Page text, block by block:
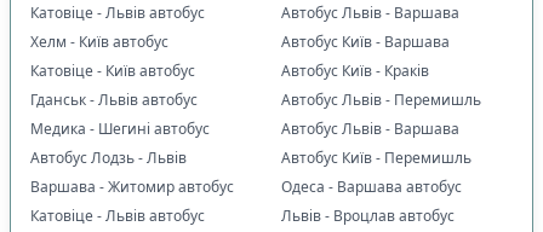
Катовіце - Львів автобус
Хелм - Київ автобус
Катовіце - Київ автобус
Гданськ - Львів автобус
Медика - Шегині автобус
Автобус Лодзь - Львів
Варшава - Житомир автобус
Катовіце - Львів автобус
Автобус Львів - Варшава
Автобус Київ - Варшава
Автобус Київ - Краків
Автобус Львів - Перемишль
Автобус Львів - Варшава
Автобус Київ - Перемишль
Одеса - Варшава автобус
Львів - Вроцлав автобус